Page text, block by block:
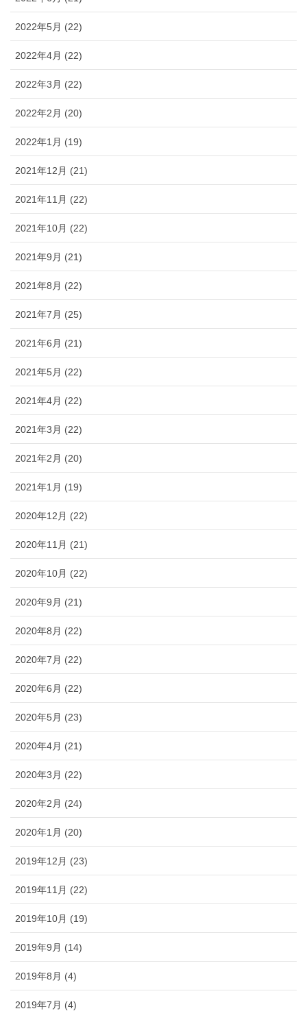
2022年5月 (22)
2022年4月 (22)
2022年3月 (22)
2022年2月 (20)
2022年1月 (19)
2021年12月 (21)
2021年11月 (22)
2021年10月 (22)
2021年9月 (21)
2021年8月 (22)
2021年7月 (25)
2021年6月 (21)
2021年5月 (22)
2021年4月 (22)
2021年3月 (22)
2021年2月 (20)
2021年1月 (19)
2020年12月 (22)
2020年11月 (21)
2020年10月 (22)
2020年9月 (21)
2020年8月 (22)
2020年7月 (22)
2020年6月 (22)
2020年5月 (23)
2020年4月 (21)
2020年3月 (22)
2020年2月 (24)
2020年1月 (20)
2019年12月 (23)
2019年11月 (22)
2019年10月 (19)
2019年9月 (14)
2019年8月 (4)
2019年7月 (4)